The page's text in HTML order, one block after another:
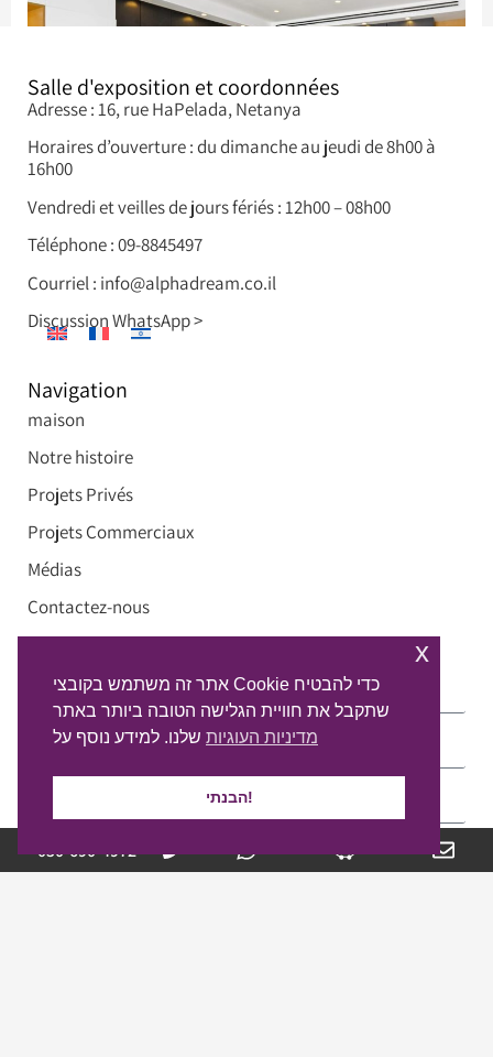
Une maison à Holon
Salle d'exposition et coordonnées
Adresse : 16, rue HaPelada, Netanya
Horaires d’ouverture : du dimanche au jeudi de 8h00 à
16h00
Vendredi et veilles de jours fériés : 12h00 – 08h00
Téléphone : 09-8845497
Courriel : info@alphadream.co.il
Discussion WhatsApp >
Navigation
maison
Notre histoire
Projets Privés
Projets Commerciaux
Médias
Contactez-nous
050-690-4972
אתר זה משתמש בקובצי Cookie כדי להבטיח
שתקבל את חוויית הגלישה הטובה ביותר באתר
מדיניות העוגיות
הבנתי!
x